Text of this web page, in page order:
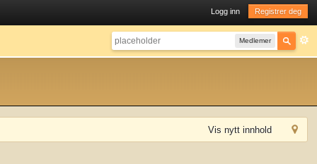
Logg inn Registrer deg
Medlemer
Vis nytt innhold